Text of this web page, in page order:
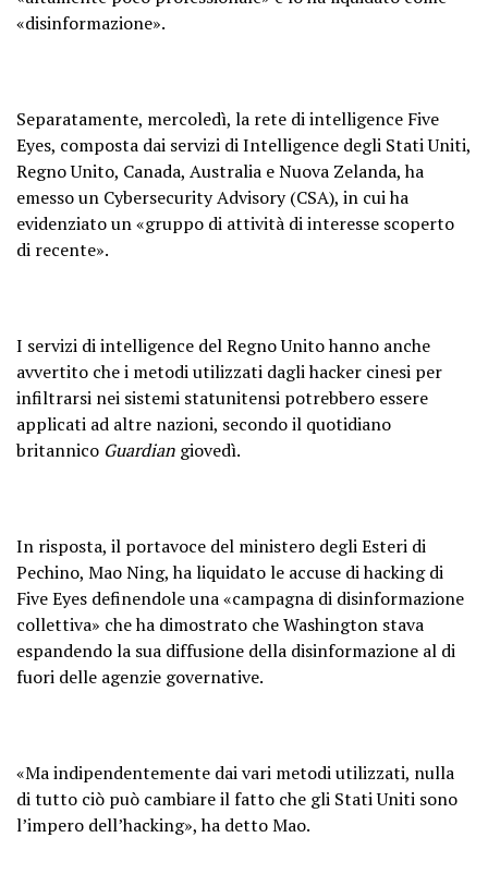
«disinformazione».
Separatamente, mercoledì, la rete di intelligence Five
Eyes, composta dai servizi di Intelligence degli Stati Uniti,
Regno Unito, Canada, Australia e Nuova Zelanda, ha
emesso un Cybersecurity Advisory (CSA), in cui ha
evidenziato un «gruppo di attività di interesse scoperto
di recente».
I servizi di intelligence del Regno Unito hanno anche
avvertito che i metodi utilizzati dagli hacker cinesi per
infiltrarsi nei sistemi statunitensi potrebbero essere
applicati ad altre nazioni, secondo il quotidiano
britannico Guardian giovedì.
In risposta, il portavoce del ministero degli Esteri di
Pechino, Mao Ning, ha liquidato le accuse di hacking di
Five Eyes definendole una «campagna di disinformazione
collettiva» che ha dimostrato che Washington stava
espandendo la sua diffusione della disinformazione al di
fuori delle agenzie governative.
«Ma indipendentemente dai vari metodi utilizzati, nulla
di tutto ciò può cambiare il fatto che gli Stati Uniti sono
l’impero dell’hacking», ha detto Mao.